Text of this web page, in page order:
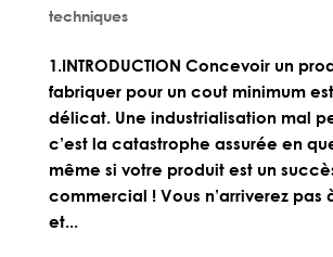
techniques
1.INTRODUCTION Concevoir un
fabriquer pour un cout minimum
délicat. Une industrialisation mal
c’est la catastrophe assurée en
même si votre produit est un
commercial ! Vous n’arriverez pas
et...